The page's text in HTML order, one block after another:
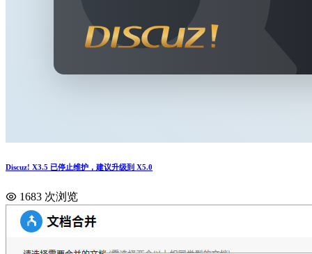
Discuz! X3.5 已停止维护，建议升级到 X5.0
1683 次浏览